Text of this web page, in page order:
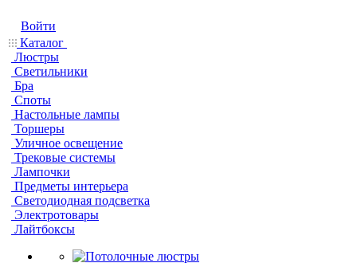
Войти
Каталог
Люстры
Светильники
Бра
Споты
Настольные лампы
Торшеры
Уличное освещение
Трековые системы
Лампочки
Предметы интерьера
Светодиодная подсветка
Электротовары
Лайтбоксы